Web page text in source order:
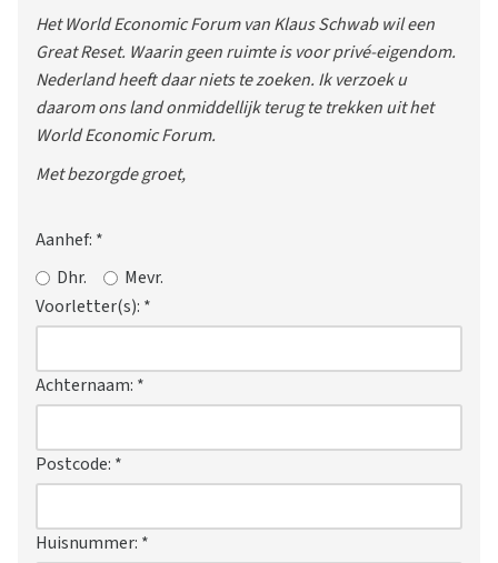
Het World Economic Forum van Klaus Schwab wil een
Great Reset. Waarin geen ruimte is voor privé-eigendom.
Nederland heeft daar niets te zoeken. Ik verzoek u
daarom ons land onmiddellijk terug te trekken uit het
World Economic Forum.
Met bezorgde groet,
Aanhef: *
Dhr.
Mevr.
Voorletter(s): *
Achternaam: *
Postcode: *
Huisnummer: *